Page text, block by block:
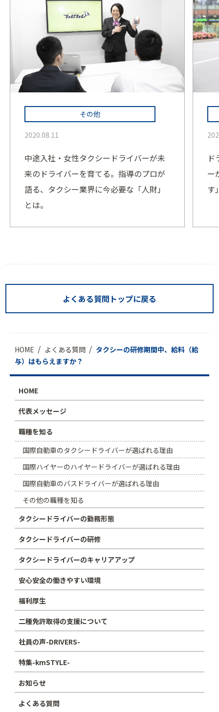
その他
2020.08.11
中途入社・女性タクシードライバーが未
来のドライバーを育てる。指導のプロが
語る、タクシー業界に今必要な「人財」
とは。
ド
ー
す
よくある質問トップに戻る
HOME よくある質問
タクシーの研修期間中、給料（給
与）はもらえますか？
HOME
代表メッセージ
職種を知る
国際自動車のタクシードライバーが選ばれる理由
国際ハイヤーのハイヤードライバーが選ばれる理由
国際自動車のバスドライバーが選ばれる理由
その他の職種を知る
タクシードライバーの勤務形態
タクシードライバーの研修
タクシードライバーのキャリアアップ
安心安全の働きやすい環境
福利厚生
二種免許取得の支援について
社員の声-DRIVERS-
特集-kmSTYLE-
お知らせ
よくある質問